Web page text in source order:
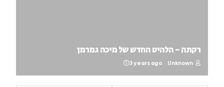
רקתה - הלהיט החדש של מיכה גמרמן
Unknown
3 years ago